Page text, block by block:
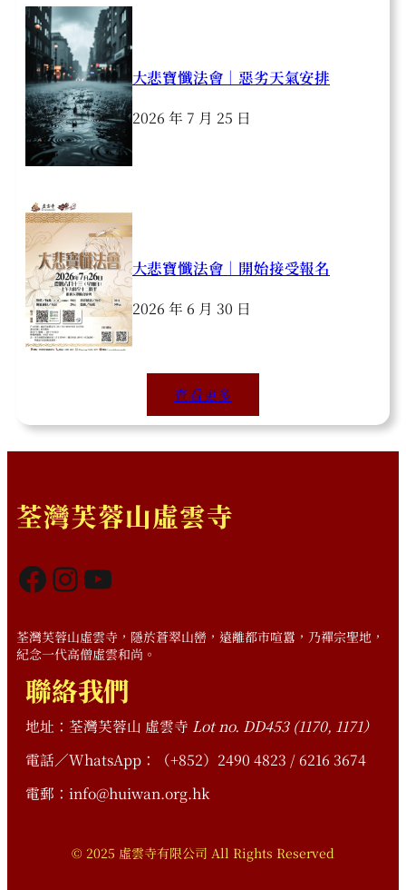
大悲寶懺法會｜惡劣天氣安排
2026 年 7 月 25 日
大悲寶懺法會｜開始接受報名
2026 年 6 月 30 日
查看更多
荃灣芙蓉山虛雲寺
Facebook InstagramYouTube
荃灣芙蓉山虛雲寺，隱於蒼翠山巒，遠離都市喧囂，乃禪宗聖地，
紀念一代高僧虛雲和尚。
聯絡我們
地址：荃灣芙蓉山 虛雲寺 Lot no. DD453 (1170, 1171）
電話／WhatsApp：（+852）2490 4823 / 6216 3674
電郵：info@huiwan.org.hk
© 2025 虛雲寺有限公司 All Rights Reserved